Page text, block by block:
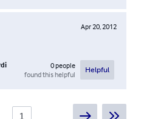
Apr 20, 2012
0people
found this helpful
Helpful